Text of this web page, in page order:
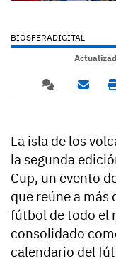
BIOSFERADIGITAL
La isla de los
la segunda
Cup, un evento
que reúne a más
fútbol de todo el
consolidado
calendario del